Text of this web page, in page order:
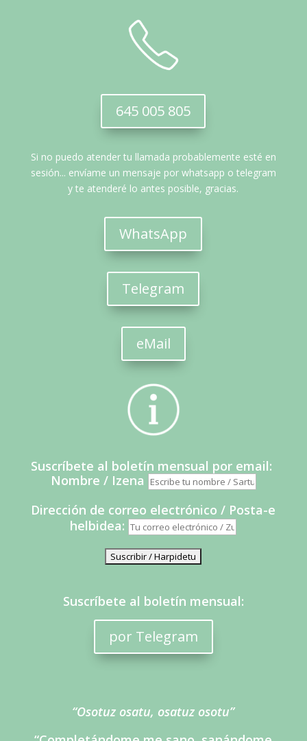
645 005 805
Si no puedo atender tu llamada probablemente esté en
sesión... envíame un mensaje por whatsapp o telegram
y te atenderé lo antes posible, gracias.
WhatsApp
Telegram
eMail
Suscríbete al boletín mensual por email:
Nombre / Izena
Dirección de correo electrónico / Posta-e
helbidea:
Suscríbete al boletín mensual:
por Telegram
“Osotuz osatu, osatuz osotu”